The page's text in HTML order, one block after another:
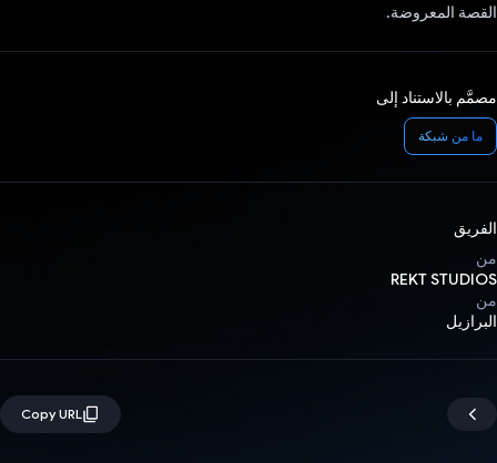
القصة المعروضة.
مصمَّم بالاستناد إلى
ما من شبكة
الفريق
من
REKT STUDIOS
من
البرازيل